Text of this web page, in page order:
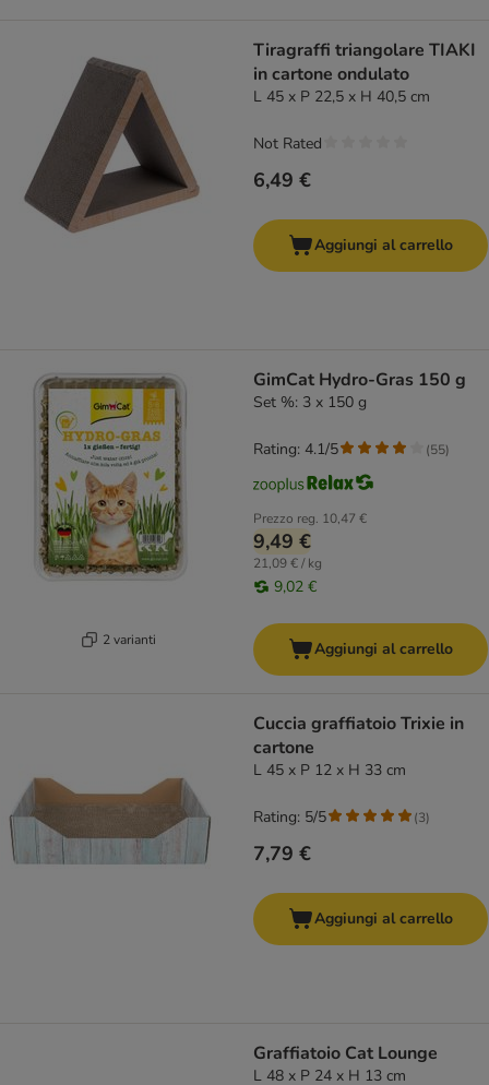
Tiragraffi triangolare TIAKI
in cartone ondulato
L 45 x P 22,5 x H 40,5 cm
6,49 €
Not Rated
Aggiungi al carrello
2 varianti
GimCat Hydro-Gras 150 g
Set %: 3 x 150 g
Prezzo reg. 10,47 €
9,49 €
21,09 € / kg
9,02 €
Rating: 4.1/5 (55)
Aggiungi al carrello
Cuccia graffiatoio Trixie in
cartone
L 45 x P 12 x H 33 cm
7,79 €
Rating: 5/5 (3)
Aggiungi al carrello
Graffiatoio Cat Lounge
L 48 x P 24 x H 13 cm